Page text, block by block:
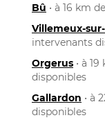
Bû • à 16 km
Villemeux-
intervenants
Orgerus • à
disponibles
Gallardon • à
disponibles